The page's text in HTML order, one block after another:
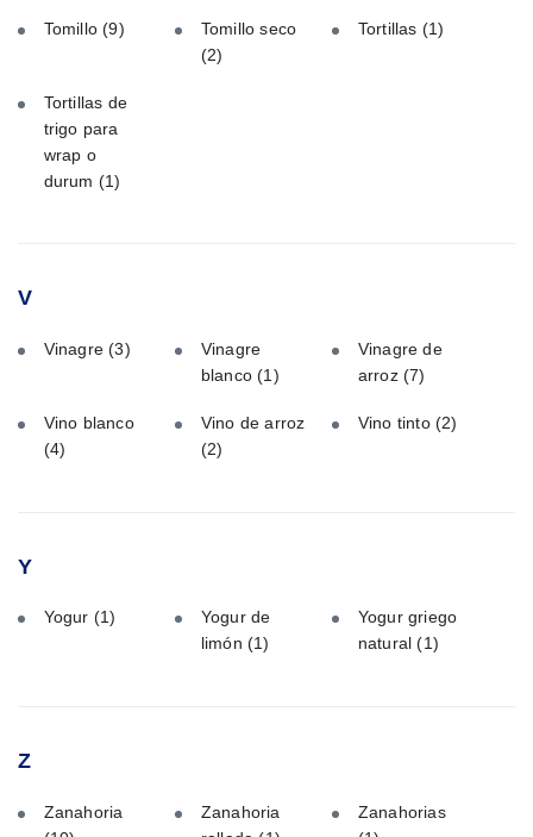
Tomillo(9)
Tomillo seco
(2)
Tortillas (1)
Tortillas de
trigo para
wrap o
durum (1)
V
Vinagre(3)
Vinagre
blanco(1)
Vinagre de
arroz(7)
Vino blanco
(4)
Vino de arroz
(2)
Vino tinto(2)
Y
Yogur (1)
Yogur de
limón (1)
Yogur griego
natural(1)
Z
Zanahoria
Zanahoria
Zanahorias